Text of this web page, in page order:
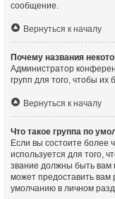
сообщение.
Вернуться к началу
Почему названия
Администратор
групп для того, чтобы их
Вернуться к началу
Что такое группа по
Если вы состоите более
используется для того,
звание должны быть вам
может предоставить
умолчанию в личном